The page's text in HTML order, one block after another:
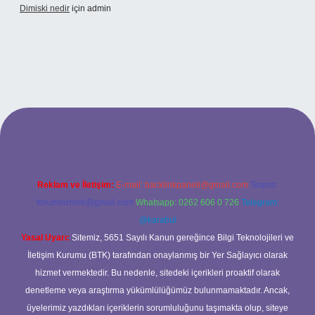
Dimiski nedir için admin
güncel adresi
Reklam ve İletişim: E-mail: backlinkpaneli@gmail.com Teams:
forumhizmeti@gmail.com Whatsapp: 0262 606 0 726 Telegram:
@karabul
Yasal Uyarı: Sitemiz, 5651 Sayılı Kanun gereğince Bilgi Teknolojileri ve
İletişim Kurumu (BTK) tarafından onaylanmış bir Yer Sağlayıcı olarak
hizmet vermektedir. Bu nedenle, sitedeki içerikleri proaktif olarak
denetleme veya araştırma yükümlülüğümüz bulunmamaktadır. Ancak,
üyelerimiz yazdıkları içeriklerin sorumluluğunu taşımakta olup, siteye